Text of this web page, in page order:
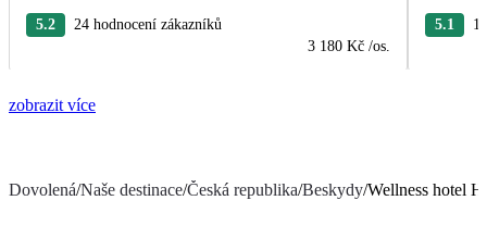
5.2
24 hodnocení zákazníků
3 180 Kč /os.
5.1
zobrazit více
Dovolená/Naše destinace/Česká republika/Beskydy/Wellness hotel